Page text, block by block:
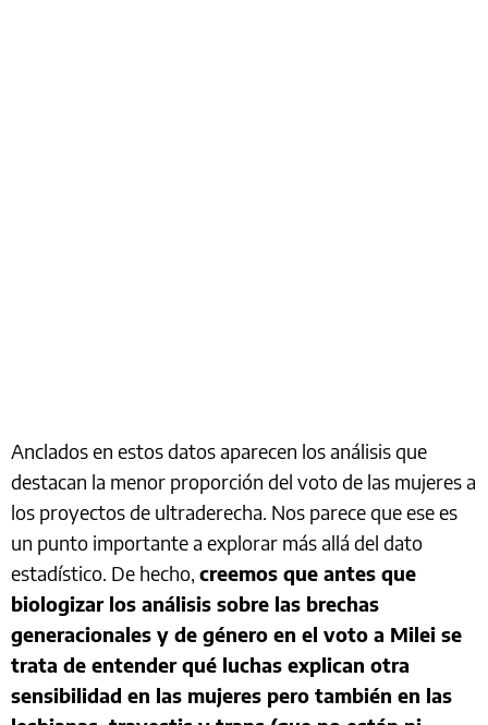
Anclados en estos datos aparecen los análisis que
destacan la menor proporción del voto de las mujeres a
los proyectos de ultraderecha. Nos parece que ese es
un punto importante a explorar más allá del dato
estadístico. De hecho, creemos que antes que
biologizar los análisis sobre las brechas
generacionales y de género en el voto a Milei se
trata de entender qué luchas explican otra
sensibilidad en las mujeres pero también en las